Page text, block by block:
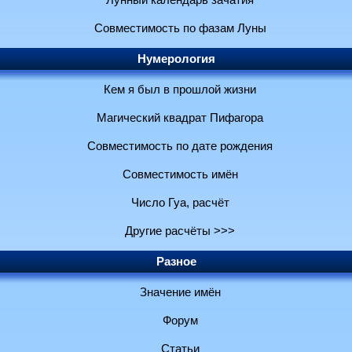
Совместимость по фазам Луны
Нумерология
Кем я был в прошлой жизни
Магический квадрат Пифагора
Совместимость по дате рождения
Совместимость имён
Число Гуа, расчёт
Другие расчёты >>>
Разное
Значение имён
Форум
Статьи